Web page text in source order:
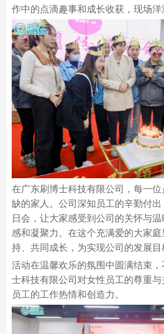
作中的点滴趣事和成长收获，现场洋
在广东刷博士科技有限公司，每一
缺的家人。公司深知员工的辛勤付
日会，让大家感受到公司的关怀与
感和凝聚力。在这个充满爱的大家
持、共同成长，为实现公司的发展目
活动在温馨欢乐的氛围中圆满结束
士科技有限公司对女性员工的尊重
员工的工作热情和创造力。